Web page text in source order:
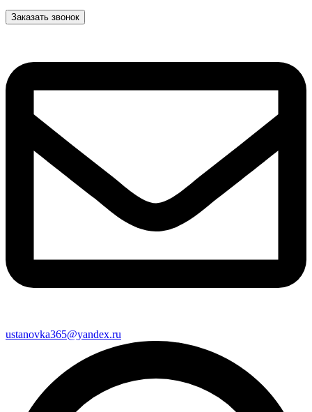
Заказать звонок
ustanovka365@yandex.ru